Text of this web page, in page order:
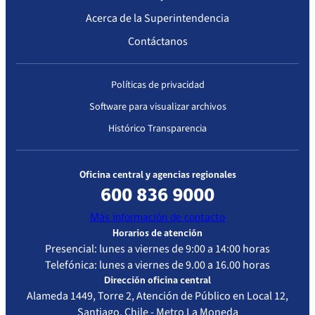
Redsalud
Quilicura, de
la Comuna de
Región
Metropolitana,
en virtud de
aprobado su
plan de
Fecha
Resolución
Resolución
Vigencia de
la
acreditación
Estandar de
Acreditación
Acerca de la Superintendencia
Contáctanos
Políticas de privacidad
Software para visualizar archivos
Histórico Transparencia
Oficina central y agencias regionales
600 836 9000
Más información de contacto
Horarios de atención
Presencial: lunes a viernes de 9:00 a 14:00 horas
Telefónica: lunes a viernes de 9.00 a 16.00 horas
Dirección oficina central
Alameda 1449, Torre 2, Atención de Público en Local 12,
Santiago, Chile - Metro La Moneda